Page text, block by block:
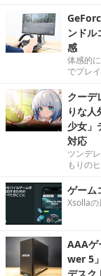
ンドル
感
体感的
でプレ
クーデ
りな
少女」
対応
ツンデ
もりの
ゲーム
Xsollaの
AAAゲ
wer 5